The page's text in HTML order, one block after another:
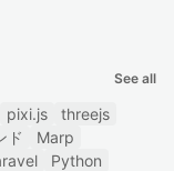
See all
pixi.js
threejs
ド
Marp
Python